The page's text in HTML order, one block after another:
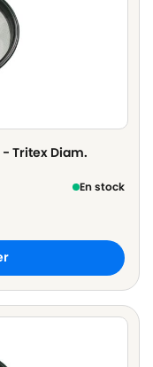
- Tritex Diam.
En stock